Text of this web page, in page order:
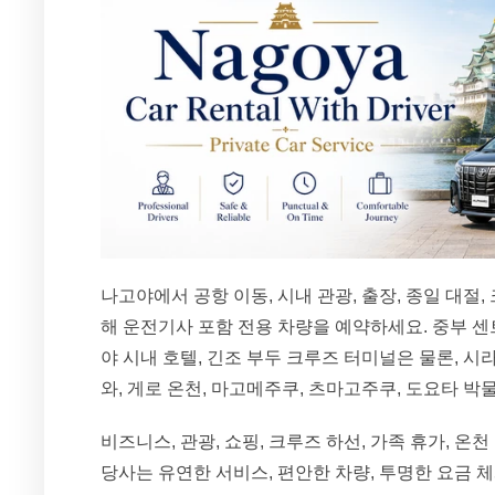
나고야에서 공항 이동, 시내 관광, 출장, 종일 대절
해 운전기사 포함 전용 차량을 예약하세요. 중부
야 시내 호텔, 긴조 부두 크루즈 터미널은 물론, 시
와, 게로 온천, 마고메주쿠, 츠마고주쿠, 도요타 박
비즈니스, 관광, 쇼핑, 크루즈 하선, 가족 휴가, 온
당사는 유연한 서비스, 편안한 차량, 투명한 요금